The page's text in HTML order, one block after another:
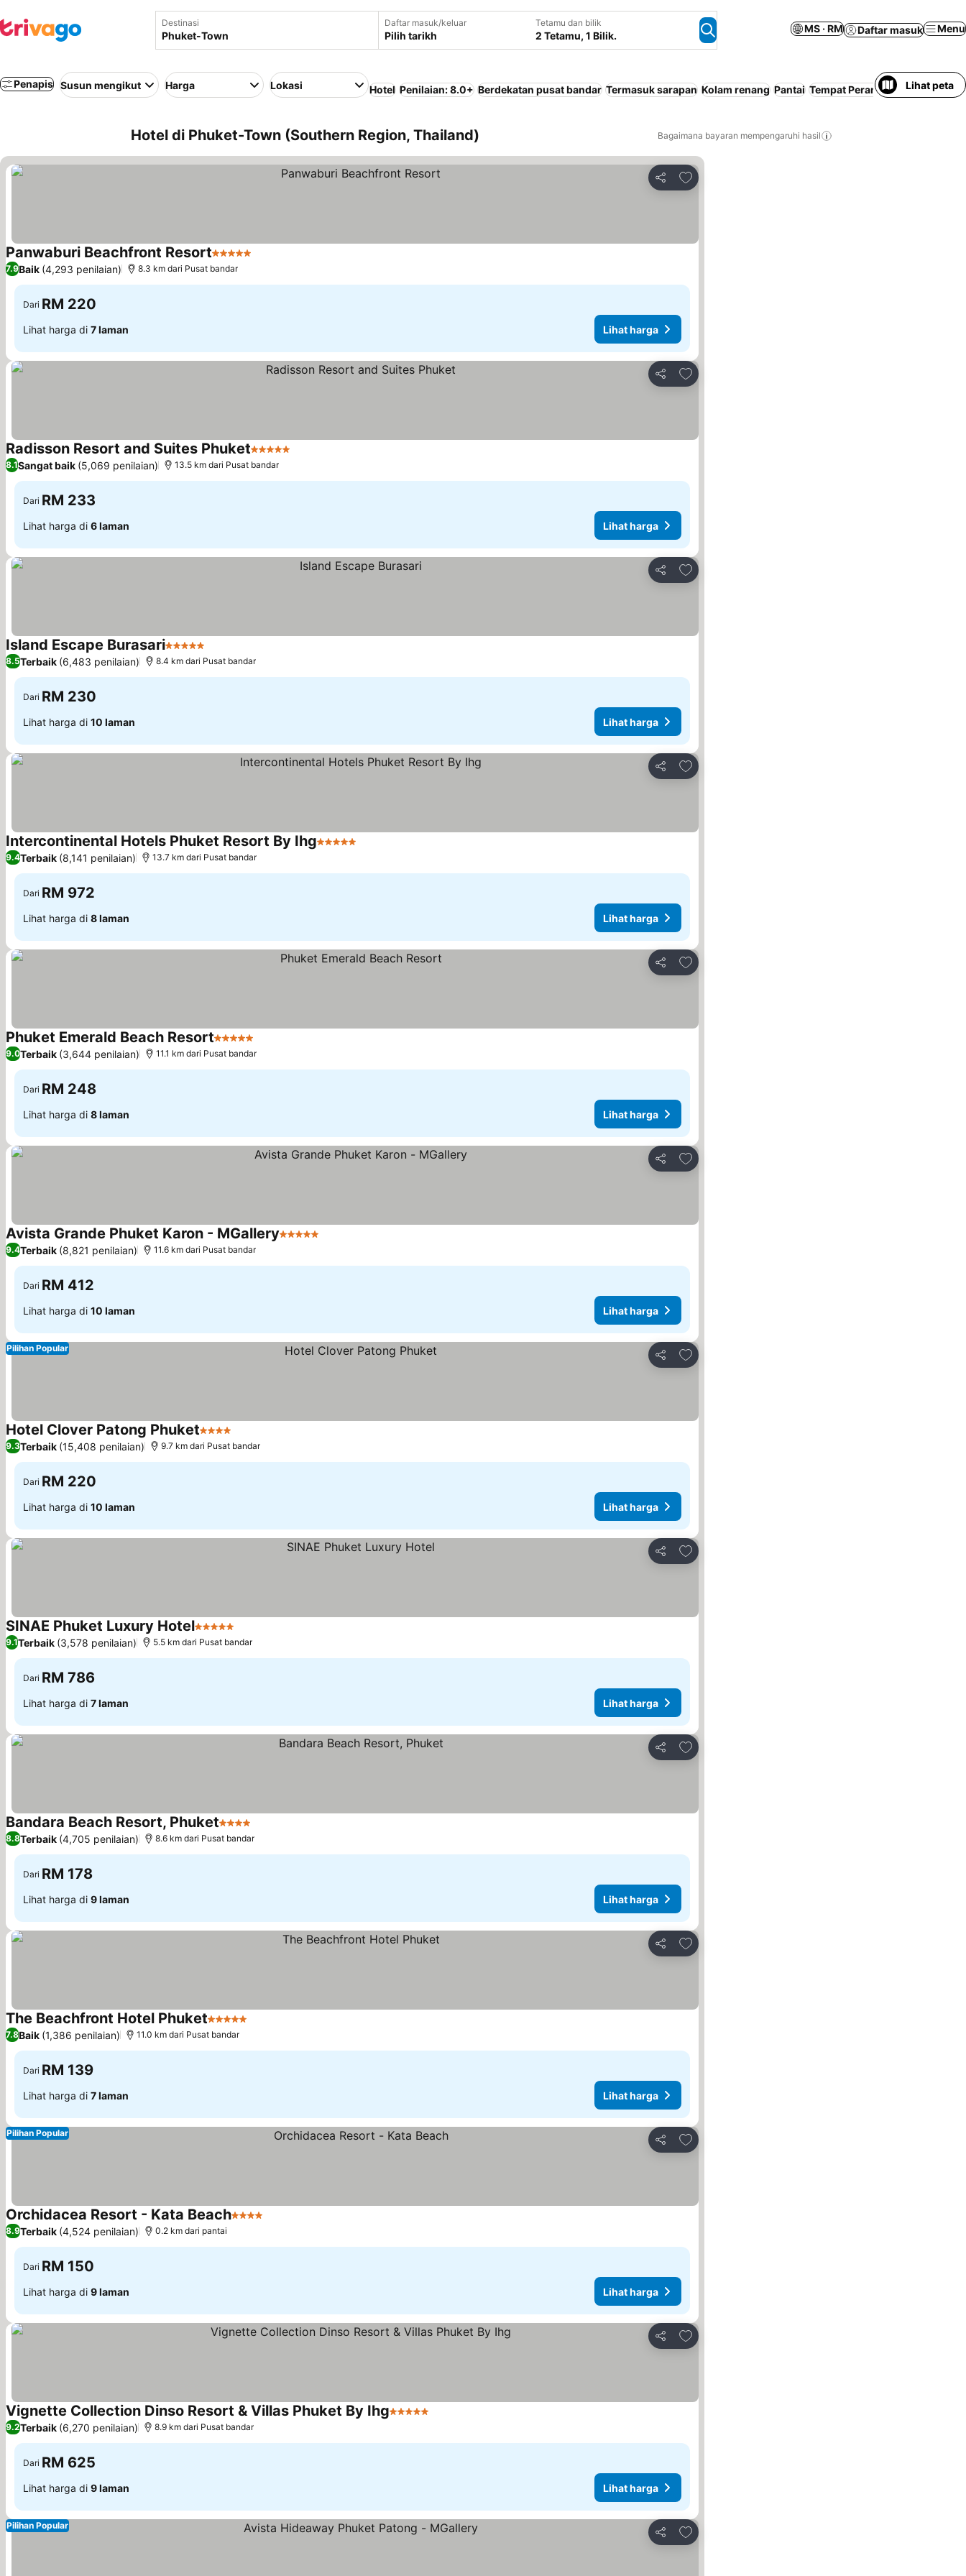
Destinasi Daftar masuk/keluar
Pilih tarikh
Tetamu dan bilik
2 Tetamu, 1 Bilik.
MS · RM Daftar masuk Menu
Penapis Susun mengikut Harga Lokasi Hotel Penilaian: 8.0+ Berdekatan pusat bandar Termasuk sarapan Kolam renang Pantai Tempat Peranginan Penyaman
Lihat peta
Hotel di Phuket-Town (Southern Region, Thailand) Bagaimana bayaran mempengaruhi hasil
Kongsi
Tambah ke favorit
Panwaburi Beachfront Resort5 Bintang
7.9Baik (4,293 penilaian) 8.3 km dari Pusat bandar
Dari RM 220
Lihat harga di 7 laman Lihat harga
Kongsi
Tambah ke favorit
Radisson Resort and Suites Phuket5 Bintang
8.1Sangat baik (5,069 penilaian) 13.5 km dari Pusat bandar
Dari RM 233
Lihat harga di 6 laman Lihat harga
Kongsi
Tambah ke favorit
Island Escape Burasari5 Bintang
8.5Terbaik (6,483 penilaian) 8.4 km dari Pusat bandar
Dari RM 230
Lihat harga di 10 laman Lihat harga
Kongsi
Tambah ke favorit
Intercontinental Hotels Phuket Resort By Ihg5 Bintang
9.4Terbaik (8,141 penilaian) 13.7 km dari Pusat bandar
Dari RM 972
Lihat harga di 8 laman Lihat harga
Kongsi
Tambah ke favorit
Phuket Emerald Beach Resort5 Bintang
9.0Terbaik (3,644 penilaian) 11.1 km dari Pusat bandar
Dari RM 248
Lihat harga di 8 laman Lihat harga
Kongsi
Tambah ke favorit
Avista Grande Phuket Karon - MGallery5 Bintang
9.4Terbaik (8,821 penilaian) 11.6 km dari Pusat bandar
Dari RM 412
Lihat harga di 10 laman Lihat harga
Kongsi
Tambah ke favorit
Pilihan Popular
Hotel Clover Patong Phuket4 Bintang
9.3Terbaik (15,408 penilaian) 9.7 km dari Pusat bandar
Dari RM 220
Lihat harga di 10 laman Lihat harga
Kongsi
Tambah ke favorit
SINAE Phuket Luxury Hotel5 Bintang
9.1Terbaik (3,578 penilaian) 5.5 km dari Pusat bandar
Dari RM 786
Lihat harga di 7 laman Lihat harga
Kongsi
Tambah ke favorit
Bandara Beach Resort, Phuket4 Bintang
8.8Terbaik (4,705 penilaian) 8.6 km dari Pusat bandar
Dari RM 178
Lihat harga di 9 laman Lihat harga
Kongsi
Tambah ke favorit
The Beachfront Hotel Phuket5 Bintang
7.8Baik (1,386 penilaian) 11.0 km dari Pusat bandar
Dari RM 139
Lihat harga di 7 laman Lihat harga
Kongsi
Tambah ke favorit
Pilihan Popular
Orchidacea Resort - Kata Beach4 Bintang
8.9Terbaik (4,524 penilaian) 0.2 km dari pantai
Dari RM 150
Lihat harga di 9 laman Lihat harga
Kongsi
Tambah ke favorit
Vignette Collection Dinso Resort & Villas Phuket By Ihg5 Bintang
9.2Terbaik (6,270 penilaian) 8.9 km dari Pusat bandar
Dari RM 625
Lihat harga di 9 laman Lihat harga
Kongsi
Tambah ke favorit
Pilihan Popular